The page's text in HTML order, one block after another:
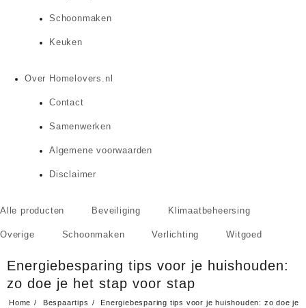
Schoonmaken
Keuken
Over Homelovers.nl
Contact
Samenwerken
Algemene voorwaarden
Disclaimer
Alle producten Beveiliging Klimaatbeheersing
Overige Schoonmaken Verlichting Witgoed
Energiebesparing tips voor je huishouden:
zo doe je het stap voor stap
Home Bespaartips
Energiebesparing tips voor je huishouden: zo doe je